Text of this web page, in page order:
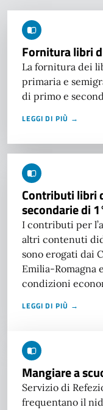
Fornitura libri
La fornitura dei
primaria e
di primo e
LEGGI DI PIÙ →
Contributi libri
secondarie di
I contributi per
altri contenuti
sono erogati dai
Emilia-Romagna
condizioni
LEGGI DI PIÙ →
Mangiare a
Servizio di
frequentano il